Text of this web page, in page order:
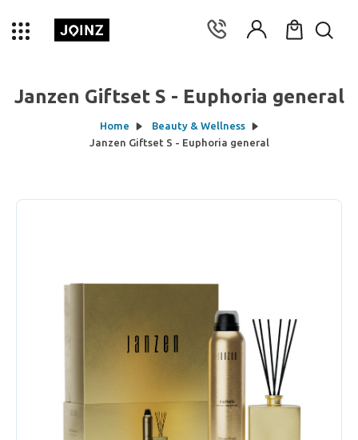
Janzen Giftset S - Euphoria general
Home
Beauty & Wellness
Janzen Giftset S - Euphoria general